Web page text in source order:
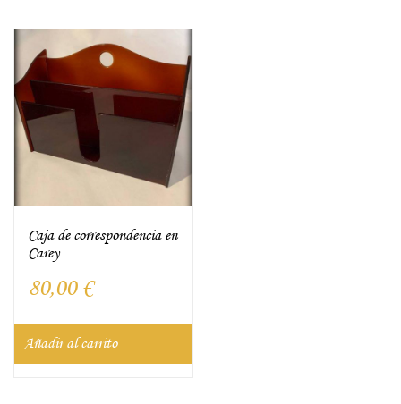
Caja de correspondencia en
Carey
80,00 €
Añadir al carrito